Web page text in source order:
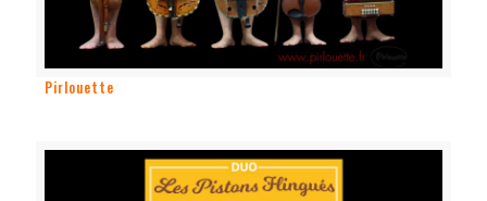
Pirlouette